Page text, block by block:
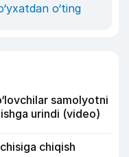
o‘ting
samolyotni
urindi (video)
chiqish